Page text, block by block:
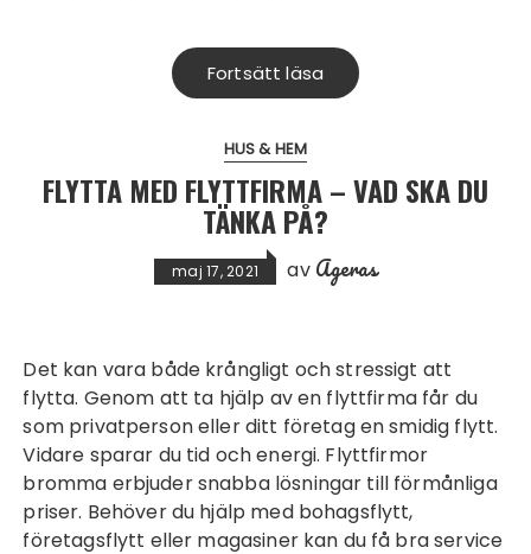
Fortsätt läsa
HUS & HEM
FLYTTA MED FLYTTFIRMA – VAD SKA DU
TÄNKA PÅ?
maj 17, 2021 av Ageras
Det kan vara både krångligt och stressigt att
flytta. Genom att ta hjälp av en flyttfirma får du
som privatperson eller ditt företag en smidig flytt.
Vidare sparar du tid och energi. Flyttfirmor
bromma erbjuder snabba lösningar till förmånliga
priser. Behöver du hjälp med bohagsflytt,
företagsflytt eller magasiner kan du få bra service